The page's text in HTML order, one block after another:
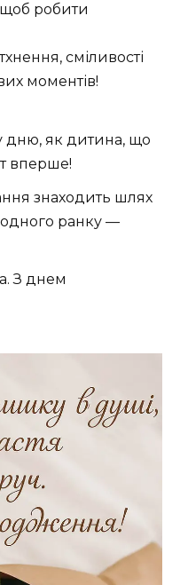
робити
сміливості
моментів!
дню, як дитина, що
вперше!
знаходить шлях
ранку —
З днем